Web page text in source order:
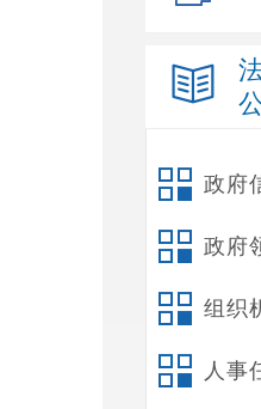
政府
政府
组织
人事